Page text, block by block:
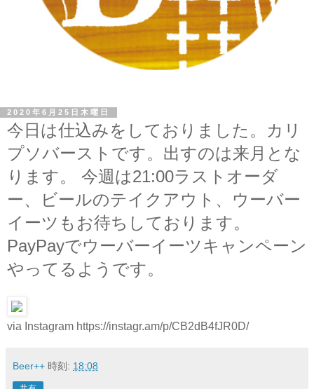
2020年6月25日木曜日
今日は仕込みをしておりました。カリ
プソバーストです。出すのは来月とな
ります。 今週は21:00ラストオーダ
ー、ビールのテイクアウト、ウーバー
イーツもお待ちしております。
PayPayでウーバーイーツキャンペーン
やってるようです。
via Instagram https://instagr.am/p/CB2dB4fJR0D/
Beer++ 時刻: 18:08